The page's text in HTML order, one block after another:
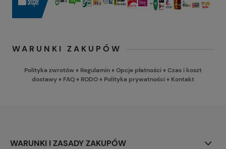
WARUNKI ZAKUPÓW
Polityka zwrotów ♦ Regulamin♦Opcje płatności♦Czas i koszt
dostawy♦ FAQ♦ RODO♦ Polityka prywatności♦ Kontakt
WARUNKI I ZASADY ZAKUPÓW